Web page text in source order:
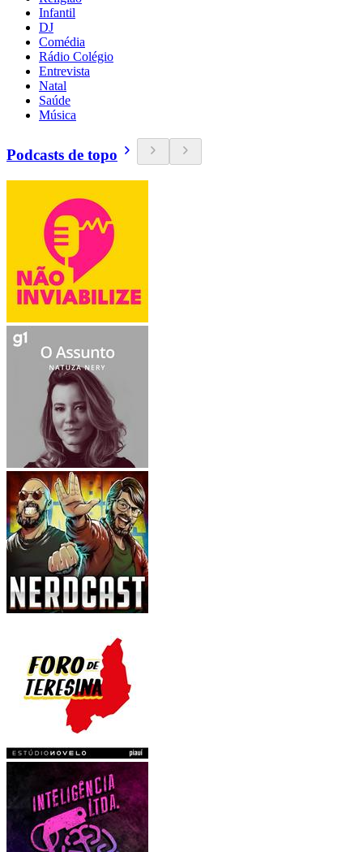
Infantil
DJ
Comédia
Rádio Colégio
Entrevista
Natal
Saúde
Música
Podcasts de topo